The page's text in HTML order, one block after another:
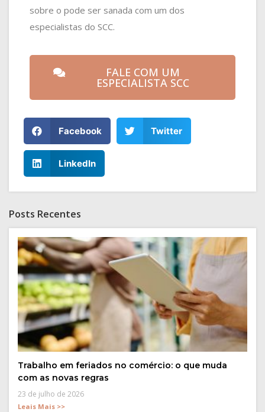
sobre o pode ser sanada com um dos
especialistas do SCC.
FALE COM UM
ESPECIALISTA SCC
Facebook Twitter
LinkedIn
Posts Recentes
Trabalho em feriados no comércio: o que muda
com as novas regras
23 de julho de 2026
Leais Mais >>